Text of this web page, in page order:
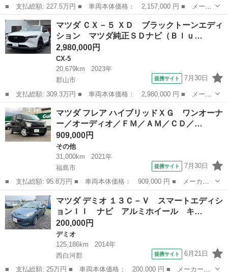
■ 支払総額: 227.5万円 ■ 車両本体価格： 2,157,000 円 ■ メーカ
ー名： マツダ ■ 車種名： ロードスターＲＦ ■ グレード名：
Ｓ 保証書／純正 ＳＤナビ／ヘッドランプ ＬＥＤ／ＵＳＢジャッ
ク／Ｂｌ...
福島 福島市 マツダ
マツダ ＣＸ－５ ＸＤ ブラックトーンエディ
ション マツダ純正ＳＤナビ（Ｂｌｕ…
2,980,000円
CX-5
20,679km
2023年
郡山市
提携サイト 7月30日
■ 支払総額: 309.3万円 ■ 車両本体価格： 2,980,000 円 ■ メーカ
ー名： マツダ ■ 車種名： ＣＸ－５ ■ グレード名： ＸＤ ブ
ラックトーンエディション マツダ純正ＳＤナビ（Ｂｌｕｅｔｏｏｔ
ｈ対応）...
福島 郡山市 CX-5
マツダ フレア ハイブリッドＸＧ ワンオーナ
ー／オーディオ／ＦＭ／ＡＭ／ＣＤ／…
909,000円
その他
31,000km
2021年
福島市
提携サイト 7月30日
■ 支払総額: 95.8万円 ■ 車両本体価格： 909,000 円 ■ メーカー
名： マツダ ■ 車種名： フレア ■ グレード名： ハイブリッド
ＸＧ ワンオーナー／オーディオ／ＦＭ／ＡＭ／ＣＤ／ＵＳＢ／ＡＵ
Ｘ／プッシュ...
福島 福島市 その他
マツダ デミオ １３Ｃ－Ｖ スマートエディシ
ョンＩＩ ナビ アルミホイール キ…
200,000円
デミオ
125,186km
2014年
西白河郡
提携サイト 6月21日
■ 支払総額: 25万円 ■ 車両本体価格： 200,000 円 ■ メーカー